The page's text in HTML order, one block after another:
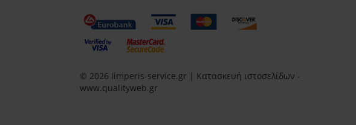
© 2026 limperis-service.gr | Κατασκευή ιστοσελίδων -
www.qualityweb.gr